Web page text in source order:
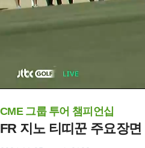
CME 그룹 투어 챔피언십
FR 지노 티띠꾼 주요장면